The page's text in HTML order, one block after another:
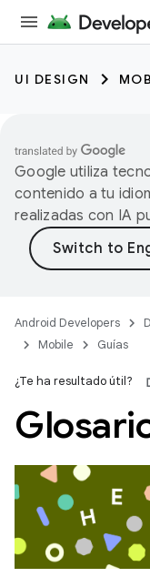
UI DESIGN
Google utiliza
contenido a tu
realizadas con IA
Android Developers
Mobile
Guías
¿Te ha resultado útil?